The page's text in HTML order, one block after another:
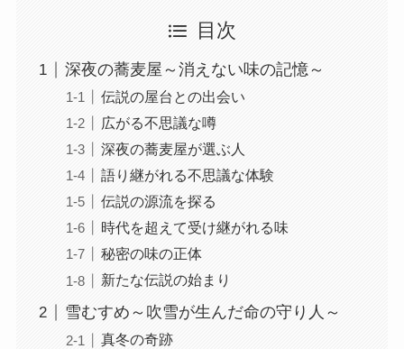
目次
深夜の蕎麦屋～消えない味の記憶～
伝説の屋台との出会い
広がる不思議な噂
深夜の蕎麦屋が選ぶ人
語り継がれる不思議な体験
伝説の源流を探る
時代を超えて受け継がれる味
秘密の味の正体
新たな伝説の始まり
雪むすめ～吹雪が生んだ命の守り人～
真冬の奇跡